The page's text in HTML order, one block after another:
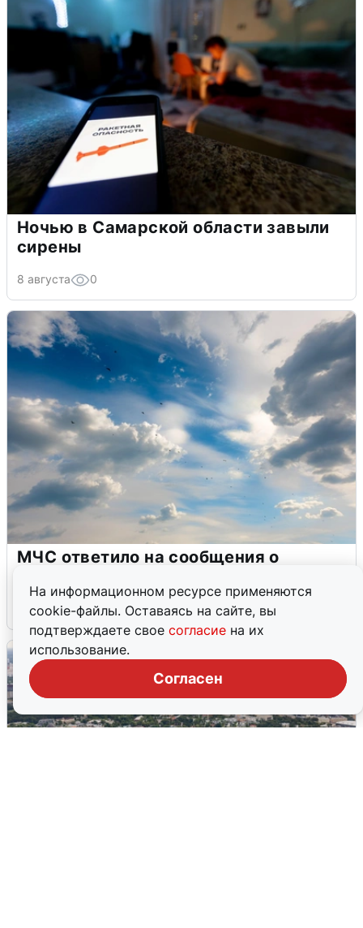
На информационном ресурсе применяются
cookie-файлы. Оставаясь на сайте, вы
подтверждаете свое согласие на их
использование.
Согласен
Ночью в Самарской области завыли
сирены
8 августа 0
МЧС ответило на сообщения о
7 августа 0